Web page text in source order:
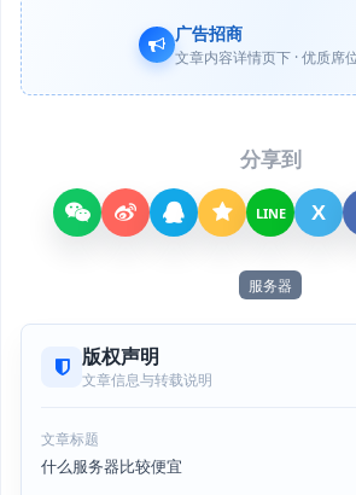
广告招商
文章内容详情页下 · 优质席
分享到
LINE X
服务器
版权声明
文章信息与转载说明
文章标题
什么服务器比较便宜